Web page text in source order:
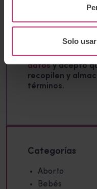
Solo
He leído la
datosy acepto
recopilen y
términos.
Categorías
Aborto
Bebés